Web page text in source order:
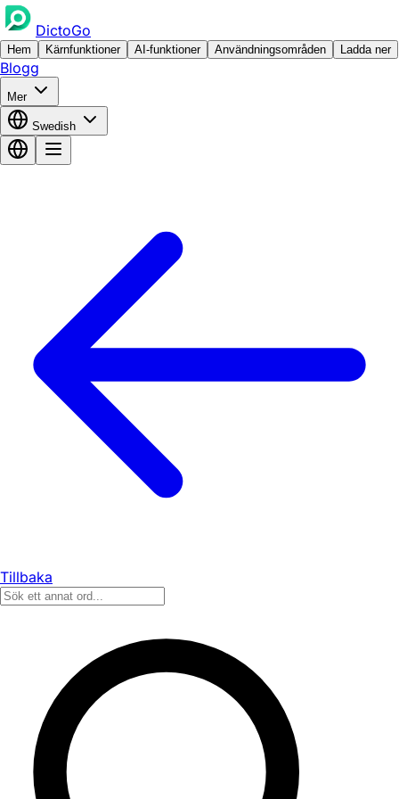
DictoGo
Hem Kärnfunktioner AI-funktioner Användningsområden Ladda ner
Blogg
Mer
Swedish
Tillbaka